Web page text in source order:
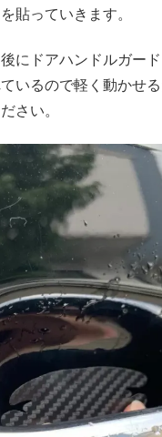
貼っていきます。
にドアハンドルガー
いるので軽く動かせ
さい。